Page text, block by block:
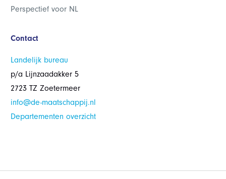
Perspectief voor NL
Contact
Landelijk bureau
p/a Lijnzaadakker 5
2723 TZ Zoetermeer
info@de-maatschappij.nl
Departementen overzicht